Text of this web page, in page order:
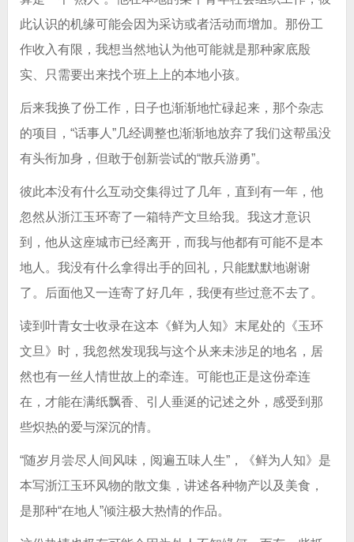
此认识的机缘可能会因为采访或者活动而增加。那份工
作收入有限，我想当然地认为他可能就是那种家底殷
实、只需要出来找个班上上的本地小孩。
后来我换了份工作，日子也渐渐地忙碌起来，那个杂志
的项目，“话事人”几经调整也渐渐地放弃了我们这帮虽没
有头衔加身，但敢于创新尝试的“散兵游勇”。
彼此本没有什么互动交集得过了几年，直到有一年，他
忽然从浙江玉环寄了一箱特产文旦给我。我这才意识
到，他从这座城市已经离开，而我与他都有可能不是本
地人。我没有什么拿得出手的回礼，只能默默地谢谢
了。后面他又一连寄了好几年，我便有些过意不去了。
读到叶青女士收录在这本《鲜为人知》末尾处的《玉环
文旦》时，我忽然发现我与这个从来未涉足的地名，居
然也有一丝人情世故上的牵连。可能也正是这份牵连
在，才能在满纸飘香、引人垂涎的记述之外，感受到那
些炽热的爱与深沉的情。
“随岁月尝尽人间风味，阅遍五味人生”，《鲜为人知》是
本写浙江玉环风物的散文集，讲述各种物产以及美食，
是那种“在地人”倾注极大热情的作品。